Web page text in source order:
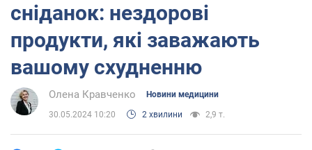
сніданок: нездорові
продукти, які заважають
вашому схудненню
Олена Кравченко Новини медицини
30.05.2024 10:20 2 хвилини 2,9 т.